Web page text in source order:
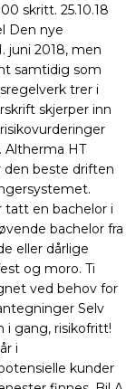
skritt. 25.10.18
Den nye
juni 2018, men
samtidig som
trer i
skjerper inn
Altherma HT
den beste driften
tatt en bachelor i
bachelor fra
eller dårlige
og moro. Ti
ved behov for
Selv
i gang, risikofritt!
i
kunder